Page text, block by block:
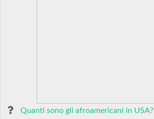
Quanti sono gli afroamericani in USA?